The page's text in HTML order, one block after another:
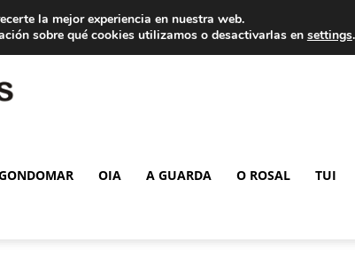
OIA A GUARDA O ROSAL TUI
la mejor experiencia en nuestra web.
sobre qué cookies utilizamos o desactivarlas en settings.